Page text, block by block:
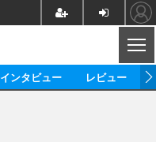
インタビュー レビュー